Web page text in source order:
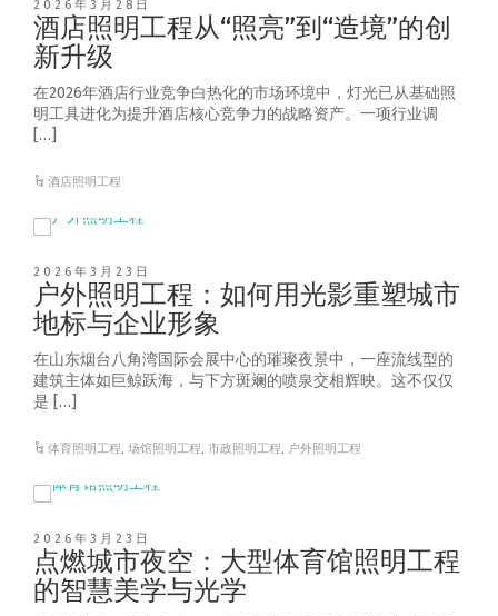
2026年3月28日
酒店照明工程从“照亮”到“造境”的创
新升级
在2026年酒店行业竞争白热化的市场环境中，灯光已从基础照
明工具进化为提升酒店核心竞争力的战略资产。一项行业调
[…]
酒店照明工程
2026年3月23日
户外照明工程：如何用光影重塑城市
地标与企业形象
在山东烟台八角湾国际会展中心的璀璨夜景中，一座流线型的
建筑主体如巨鲸跃海，与下方斑斓的喷泉交相辉映。这不仅仅
是 […]
体育照明工程,场馆照明工程,市政照明工程, 户外照明工程
2026年3月23日
点燃城市夜空：大型体育馆照明工程
的智慧美学与光学